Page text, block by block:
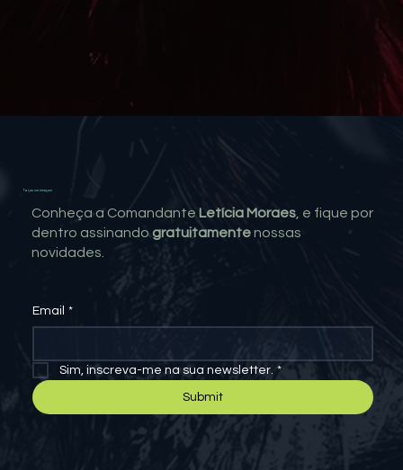
Toque na imagem
Conheça a Comandante Letícia Moraes, e fique por
dentro assinando gratuitamentenossas
novidades.
Email *
Sim, inscreva-me na sua newsletter. *
Submit